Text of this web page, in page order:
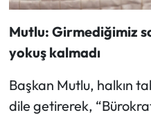
Mutlu: Girmediğimiz
yokuş kalmadı
Başkan Mutlu, halkın
dile getirerek,